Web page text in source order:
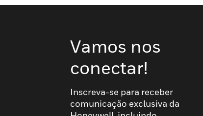
Vamos nos
conectar!
Inscreva-se para receber
comunicação exclusiva da